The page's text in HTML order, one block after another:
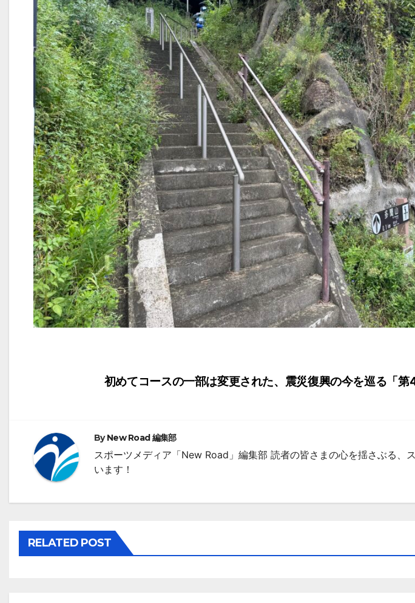
ナ
ビ
ゲ
ー
ョ
初めてコースの一部は変更された、震災復興の今を巡る「第
ByNew Road 編集部
スポーツメディア「New Road」編集部 読者の皆さまの心を揺さぶる、
います！
RELATED POST